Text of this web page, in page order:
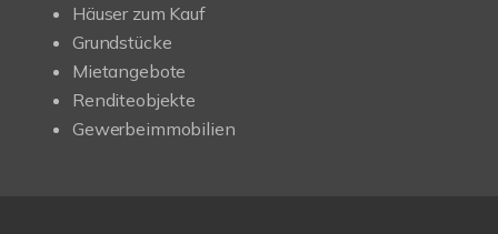
Häuser zum Kauf
Grundstücke
Mietangebote
Renditeobjekte
Gewerbeimmobilien